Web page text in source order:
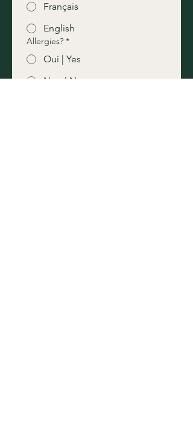
Français
English
Allergies? *
Oui | Yes
Non | No